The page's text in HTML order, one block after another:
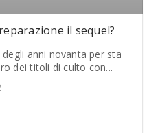
il sequel?
anni novanta per sta
dei titoli di culto con...